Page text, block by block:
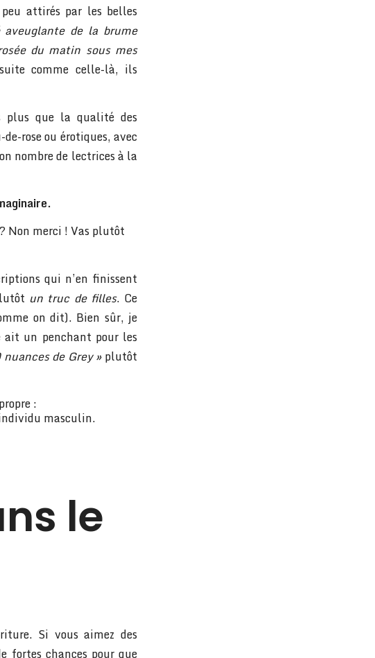
attirés par les belles
de la brume
du matin sous mes
comme celle-là, ils
plus que la qualité des
rose ou érotiques, avec
nombre de lectrices à la
Non merci ! Vas plutôt
qui n’en finissent
un truc de filles. Ce
on dit). Bien sûr, je
ait un penchant pour les
nuances de Grey »plutôt
:
masculin.
le
Si vous aimez des
fortes chances pour que